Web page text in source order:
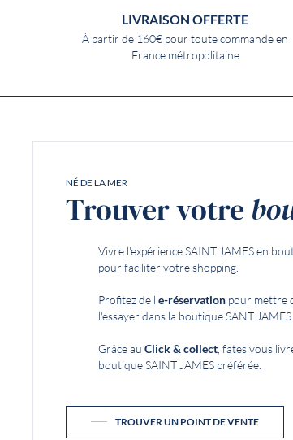
LIVRAISON OFFERTE
À partir de 160€ pour toute commande en
France métropolitaine
NÉ DE LA MER
Trouver votre
Vivre l'expérience SAINT JAMES en
pour faciliter votre shopping.
Profitez de l'e-réservation pour mettre
l'essayer dans la boutique SANT
Grâce au Click & collect , fates vous
boutique SAINT JAMES préférée.
TROUVER UN POINT DE VENTE